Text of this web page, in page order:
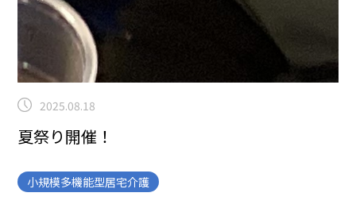
2025.08.18
夏祭り開催！
小規模多機能型居宅介護